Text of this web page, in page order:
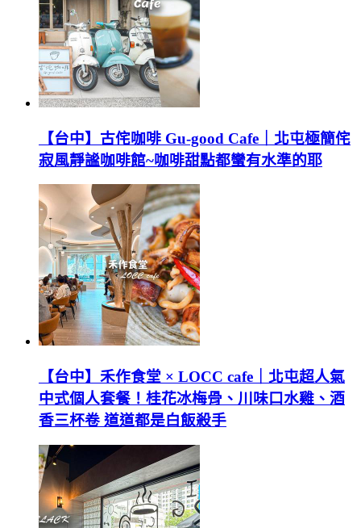
【台中】古侘咖啡 Gu-good Cafe｜北屯極簡侘
寂風靜謐咖啡館~咖啡甜點都蠻有水準的耶
【台中】禾作食堂 × LOCC cafe｜北屯超人氣
中式個人套餐！桂花冰梅骨、川味口水雞、酒
香三杯卷 道道都是白飯殺手